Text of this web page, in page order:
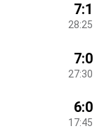
7:1
28:25
7:0
27:30
6:0
17:45